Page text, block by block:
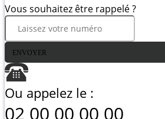
Vous souhaitez être rappelé ?
ENVOYER
Ou appelez le :
02 00 00 00 00